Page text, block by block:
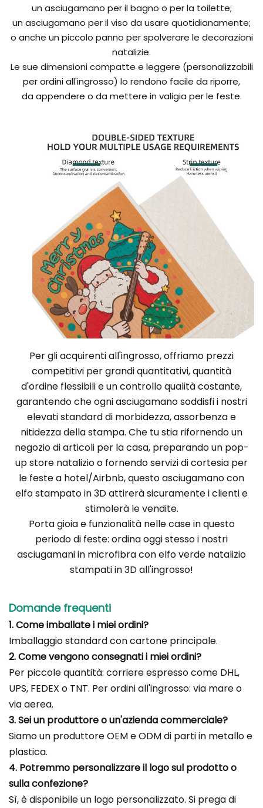
un asciugamano per il bagno o per la toilette;
un asciugamano per il viso da usare quotidianamente;
o anche un piccolo panno per spolverare le decorazioni
natalizie.
Le sue dimensioni compatte e leggere (personalizzabili
per ordini all'ingrosso) lo rendono facile da riporre,
da appendere o da mettere in valigia per le feste.
Per gli acquirenti all'ingrosso, offriamo prezzi
competitivi per grandi quantitativi, quantità
d'ordine flessibili e un controllo qualità costante,
garantendo che ogni asciugamano soddisfi i nostri
elevati standard di morbidezza, assorbenza e
nitidezza della stampa. Che tu stia rifornendo un
negozio di articoli per la casa, preparando un pop-
up store natalizio o fornendo servizi di cortesia per
le feste a hotel/Airbnb, questo asciugamano con
elfo stampato in 3D attirerà sicuramente i clienti e
stimolerà le vendite.
Porta gioia e funzionalità nelle case in questo
periodo di feste: ordina oggi stesso i nostri
asciugamani in microfibra con elfo verde natalizio
stampati in 3D all'ingrosso!
Domande frequenti
1. Come imballate i miei ordini?
Imballaggio standard con cartone principale.
2. Come vengono consegnati i miei ordini?
Per piccole quantità: corriere espresso come DHL,
UPS, FEDEX o TNT. Per ordini all'ingrosso: via mare o
via aerea.
3. Sei un produttore o un'azienda commerciale?
Siamo un produttore OEM e ODM di parti in metallo e
plastica.
4. Potremmo personalizzare il logo sul prodotto o
sulla confezione?
Sì, è disponibile un logo personalizzato. Si prega di